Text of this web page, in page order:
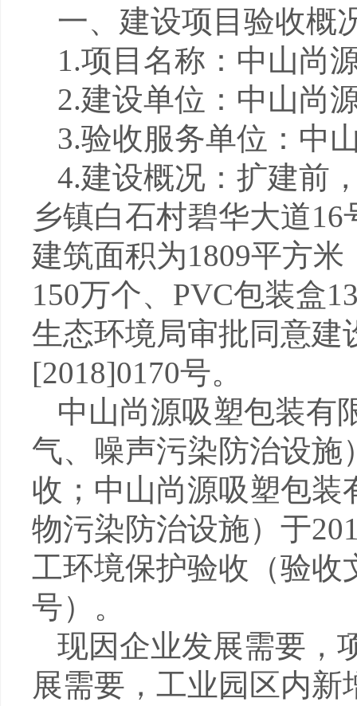
一、建设项目验收概
1.项目名称：中山尚
2.建设单位：中山尚
3.验收服务单位：中
4.建设概况：扩建前
乡镇白石村碧华大道16
建筑面积为1809平方米
150万个、 PVC包装盒
生态环境局审批同意建
[2018]0170号。
中山尚源吸塑包装有
气、噪声污染防治设施
收；中山尚源吸塑包装
物污染防治设施）于
工环境保护验收（验收
号）。
现因企业发展需要，
展需要，工业园区内